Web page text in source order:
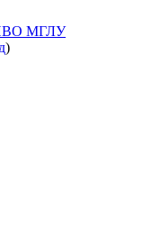
МГЛУ
)